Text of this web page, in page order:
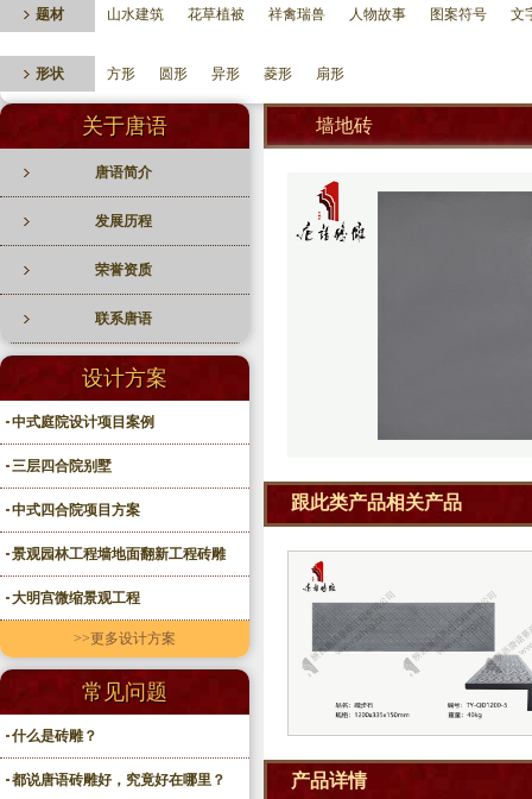
题材 山水建筑 花草植被 祥禽瑞兽 人物故事 图案符号 文
形状 方形 圆形 异形 菱形 扇形
关于唐语
唐语简介
发展历程
荣誉资质
联系唐语
设计方案
中式庭院设计项目案例
三层四合院别墅
中式四合院项目方案
景观园林工程墙地面翻新工程砖雕
大明宫微缩景观工程
>>更多设计方案
常见问题
什么是砖雕？
都说唐语砖雕好，究竟好在哪里？
墙地砖
跟此类产品相关产品
产品详情